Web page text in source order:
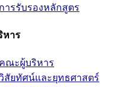
การรับรองหลักสูตร
หาร
คณะผู้บริหาร
สัยทัศน์และยุทธศาสตร์